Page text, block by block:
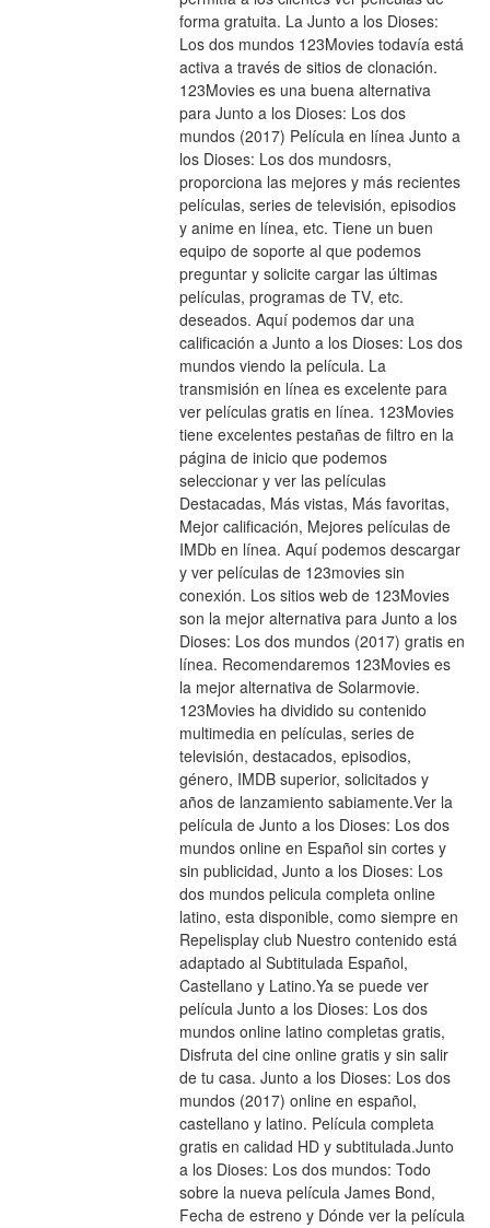
forma gratuita. La Junto a los Dioses:
Los dos mundos 123Movies todavía está
activa a través de sitios de clonación.
123Movies es una buena alternativa
para Junto a los Dioses: Los dos
mundos (2017) Película en línea Junto a
los Dioses: Los dos mundosrs,
proporciona las mejores y más recientes
películas, series de televisión, episodios
y anime en línea, etc. Tiene un buen
equipo de soporte al que podemos
preguntar y solicite cargar las últimas
películas, programas de TV, etc.
deseados. Aquí podemos dar una
calificación a Junto a los Dioses: Los dos
mundos viendo la película. La
transmisión en línea es excelente para
ver películas gratis en línea. 123Movies
tiene excelentes pestañas de filtro en la
página de inicio que podemos
seleccionar y ver las películas
Destacadas, Más vistas, Más favoritas,
Mejor calificación, Mejores películas de
IMDb en línea. Aquí podemos descargar
y ver películas de 123movies sin
conexión. Los sitios web de 123Movies
son la mejor alternativa para Junto a los
Dioses: Los dos mundos (2017) gratis en
línea. Recomendaremos 123Movies es
la mejor alternativa de Solarmovie.
123Movies ha dividido su contenido
multimedia en películas, series de
televisión, destacados, episodios,
género, IMDB superior, solicitados y
años de lanzamiento sabiamente.Ver la
película de Junto a los Dioses: Los dos
mundos online en Español sin cortes y
sin publicidad, Junto a los Dioses: Los
dos mundos pelicula completa online
latino, esta disponible, como siempre en
Repelisplay club Nuestro contenido está
adaptado al Subtitulada Español,
Castellano y Latino.Ya se puede ver
película Junto a los Dioses: Los dos
mundos online latino completas gratis,
Disfruta del cine online gratis y sin salir
de tu casa. Junto a los Dioses: Los dos
mundos (2017) online en español,
castellano y latino. Película completa
gratis en calidad HD y subtitulada.Junto
a los Dioses: Los dos mundos: Todo
sobre la nueva película James Bond,
Fecha de estreno y Dónde ver la película